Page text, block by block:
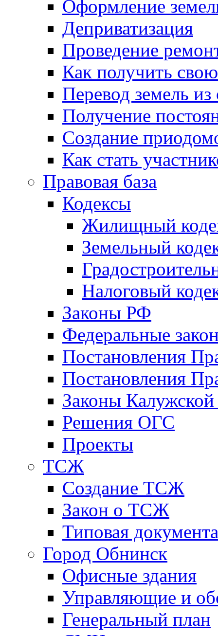
Оформление
Деприватизация
Проведение
Как получить
Перевод земель
Получение
Создание
Как стать
Правовая база
Кодексы
Жилищный
Земельный
Налоговый
Законы РФ
Федеральные
Постановления
Постановления
Законы Калужской
Решения ОГС
Проекты
ТСЖ
Создание ТСЖ
Закон о ТСЖ
Типовая
Город Обнинск
Офисные здания
Управляющие и
Генеральный план